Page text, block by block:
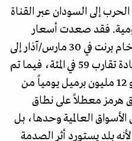
إلى السودان عبر القناة
فقد صعدت أسعار
النفط بشكل كبير وارتفع سعر خام برنت في 30 مارس/آذار إلى
نحو 115.66 دولار للبرميل، بزيادة تقارب 59 في المئة، فيما تم
تقدير أن السوق فقد فعلياً نحو 12 مليون برميل يومياً من
هرمز معطلاً على نطاق
العالمية وحدها، بل
بلد يستورد أثر الصدمة